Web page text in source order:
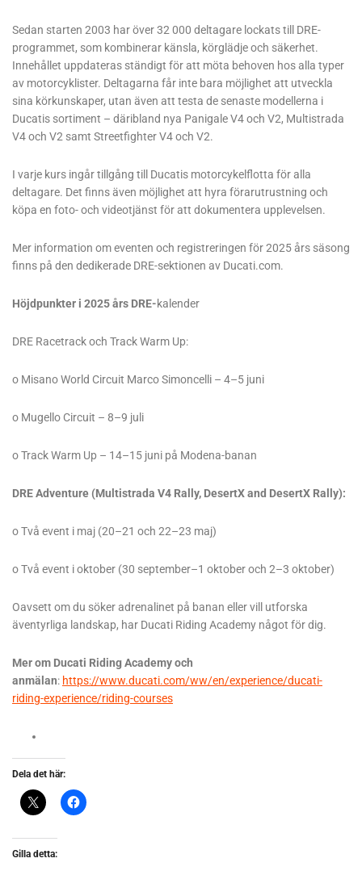
Sedan starten 2003 har över 32 000 deltagare lockats till DRE-
programmet, som kombinerar känsla, körglädje och säkerhet.
Innehållet uppdateras ständigt för att möta behoven hos alla typer
av motorcyklister. Deltagarna får inte bara möjlighet att utveckla
sina körkunskaper, utan även att testa de senaste modellerna i
Ducatis sortiment – däribland nya Panigale V4 och V2, Multistrada
V4 och V2 samt Streetfighter V4 och V2.
I varje kurs ingår tillgång till Ducatis motorcykelflotta för alla
deltagare. Det finns även möjlighet att hyra förarutrustning och
köpa en foto- och videotjänst för att dokumentera upplevelsen.
Mer information om eventen och registreringen för 2025 års säsong
finns på den dedikerade DRE-sektionen av Ducati.com.
Höjdpunkter i 2025 års DRE-kalender
DRE Racetrack och Track Warm Up:
o Misano World Circuit Marco Simoncelli – 4–5 juni
o Mugello Circuit – 8–9 juli
o Track Warm Up – 14–15 juni på Modena-banan
DRE Adventure (Multistrada V4 Rally, DesertX and DesertX Rally):
o Två event i maj (20–21 och 22–23 maj)
o Två event i oktober (30 september–1 oktober och 2–3 oktober)
Oavsett om du söker adrenalinet på banan eller vill utforska
äventyrliga landskap, har Ducati Riding Academy något för dig.
Mer om Ducati Riding Academy och
anmälan: https://www.ducati.com/ww/en/experience/ducati-
riding-experience/riding-courses
Dela det här:
Gilla detta: